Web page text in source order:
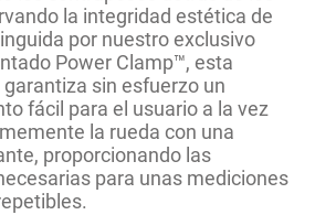
la integridad estética de
por nuestro exclusivo
Power Clamp™, esta
sin esfuerzo un
fácil para el usuario a la vez
la rueda con una
proporcionando las
para unas mediciones